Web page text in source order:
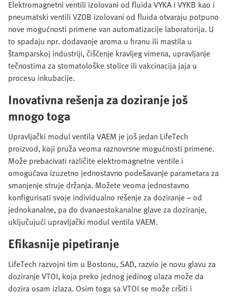
Elektromagnetni ventili izolovani od fluida VYKA i VYKB kao i
pneumatski ventili VZDB izolovani od fluida otvaraju potpuno
nove mogućnosti primene van automatizacije laboratorija. U
to spadaju npr. dodavanje aroma u hranu ili mastila u
štamparskoj industriji, čišćenje kravljeg vimena, upravljanje
tečnostima za stomatološke stolice ili vakcinacija jaja u
procesu inkubacije.
Inovativna rešenja za doziranje još
mnogo toga
Upravljački modul ventila VAEM je još jedan LifeTech
proizvod, koji pruža veoma raznovrsne mogućnosti primene.
Može prebacivati različite elektromagnetne ventile i
omogućava izuzetno jednostavno podešavanje parametara za
smanjenje struje držanja. Možete veoma jednostavno
konfigurisati svoje individualno rešenje za doziranje – od
jednokanalne, pa do dvanaestokanalne glave za doziranje,
uključujući upravljački modul ventila VAEM.
Efikasnije pipetiranje
LifeTech razvojni tim u Bostonu, SAD, razvio je novu glavu za
doziranje VTOI, koja preko jednog jedinog ulaza može da
dozira osam izlaza. Osim toga sa VTOI se može cršiti i